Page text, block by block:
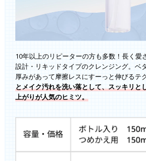
10年以上のリピーターの方も多数！長く愛
設計・リキッドタイプのクレンジング。ベ
厚みがあって摩擦レスにすーっと伸びるテ
とメイク汚れを洗い落として、スッキリと
上がりが人気のヒミツ。